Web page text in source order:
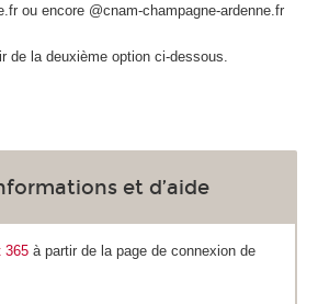
ou encore @cnam-champagne-ardenne.fr
de la deuxième option ci-dessous.
et d’aide
365 à partir de la page de connexion de